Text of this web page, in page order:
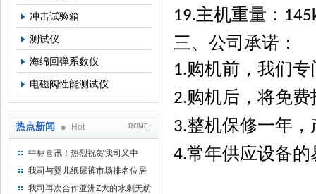
冲击试验箱
测试仪
海绵回弹系数仪
电磁阀性能测试仪
热点新闻 Hot ROME+
中标喜讯！热烈祝贺我司又中
标！
我司与婴儿纸尿裤市场排名位居
名的全日美实业合作成功！
我司再次合作亚洲Z大的水刺无纺
19.主机重量：
三、 公司承诺：
1.购机前，我们
2.购机后，将免
3.整机保修一年
4.常年供应设备